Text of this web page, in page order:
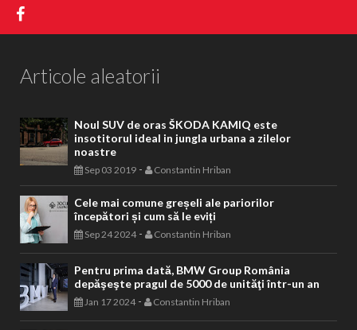
Articole aleatorii
Noul SUV de oras ŠKODA KAMIQ este
insotitorul ideal in jungla urbana a zilelor
noastre
Sep 03 2019 - Constantin Hriban
Cele mai comune greșeli ale pariorilor
începători și cum să le eviți
Sep 24 2024- Constantin Hriban
Pentru prima dată, BMW Group România
depăşeşte pragul de 5000 de unităţi într-un an
Jan 17 2024- Constantin Hriban